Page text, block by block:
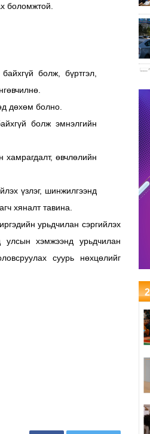
боломжтой.
болж, бүртгэл,
дөхөм болно.
болж эмнэлгийн
хамрагдалт, өвчлөлийн
үзлэг, шинжилгээнд
хяналт тавина.
урьдчилан сэргийлэх
хэмжээнд урьдчилан
суурь нөхцөлийг